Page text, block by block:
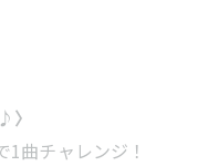
〉
曲チャレンジ！